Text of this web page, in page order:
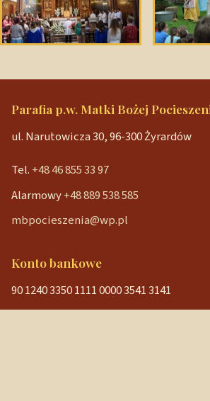
Parafia p.w. Matki Bożej
ul. Narutowicza 30, 96-300 Żyrardów
Tel. +48 46 855 33 97
Alarmowy+48 889 538 585
mbpocieszenia@wp.pl
Konto bankowe
90 1240 3350 1111 0000 3541 3141